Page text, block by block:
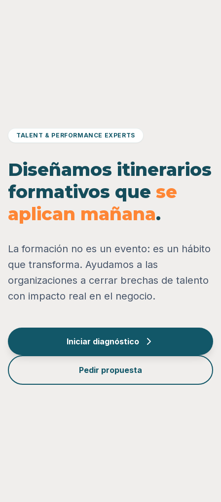
TALENT & PERFORMANCE EXPERTS
Diseñamos itinerarios
formativos que se
aplican mañana.
La formación no es un evento: es un hábito
que transforma. Ayudamos a las
organizaciones a cerrar brechas de talento
con impacto real en el negocio.
Iniciar diagnóstico
Pedir propuesta